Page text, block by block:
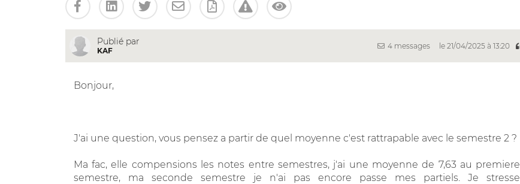
Publié par
KAF
4 messages le 21/04/2025 à 13:20
Bonjour,
J'ai une question, vous pensez a partir de quel moyenne c'est rattrapable avec le semestre 2 ?
Ma fac, elle compensions les notes entre semestres, j'ai une moyenne de 7,63 au premiere
semestre, ma seconde semestre je n'ai pas encore passe mes partiels. Je stresse